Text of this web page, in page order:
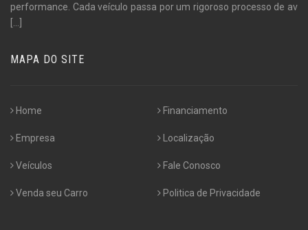
performance. Cada veículo passa por um rigoroso processo de av
[...]
MAPA DO SITE
Home
Empresa
Veículos
Venda seu Carro
Financiamento
Localização
Fale Conosco
Politica de Privacidade